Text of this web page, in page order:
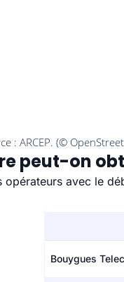
peut-on
opérateurs avec le
Bouygues